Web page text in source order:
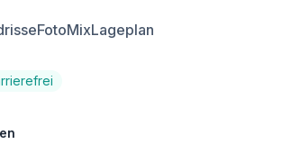
FotoMixLageplan